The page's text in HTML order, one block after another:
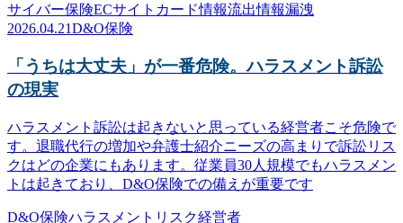
サイバー保険ECサイト カード情報流出情報漏洩
2026.04.21D&O保険
「うちは大丈夫」が一番危険。ハラスメント訴訟
の現実
ハラスメント訴訟は起きないと思っている経営者こそ危険で
す。退職代行の増加や弁護士紹介ニーズの高まりで訴訟リス
クはどの企業にもあります。従業員30人規模でもハラスメン
トは起きており、D&O保険での備えが重要です
D&O保険ハラスメント リスク経営者